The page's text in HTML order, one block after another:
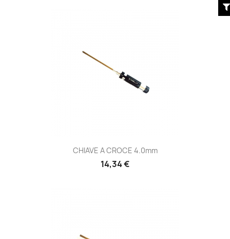
CHIAVE A CROCE 4.0mm
Prezzo
14,34 €